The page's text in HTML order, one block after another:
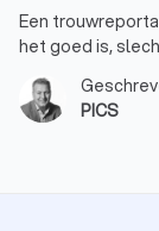
Een
het goed is,
Trouwfotograaf
waardevolle tips
gebaseerd op
PICS